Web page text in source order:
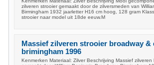
zilveren strooier gemaakt door de zilversmeden van
Birmingham 1932 jaarletter H16 cm hoog, 128 gram
strooier naar model uit 18de eeuw.M
Massief zilveren strooier broadway &
brimingham 1996
Kenmerken Materiaal: Zilver Beschrijving Massief